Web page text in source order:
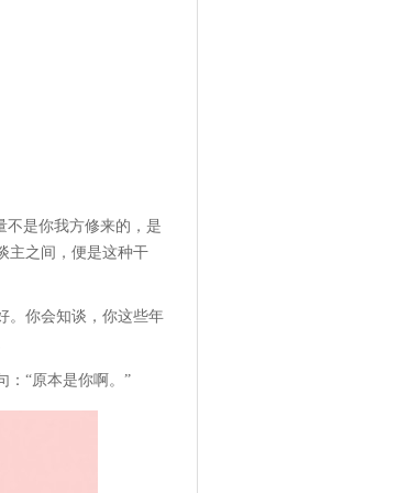
不是你我方修来的，是
主之间，便是这种干
。你会知谈，你这些年
：“原本是你啊。”